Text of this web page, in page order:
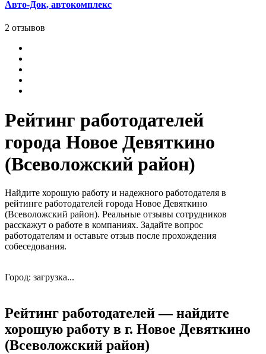
Авто-Док, автокомплекс
2 отзывов
Рейтинг работодателей
города Новое Девяткино
(Всеволожский район)
Найдите хорошую работу и надежного работодателя в
рейтинге работодателей города Новое Девяткино
(Всеволожский район). Реальные отзывы сотрудников
расскажут о работе в компаниях. Задайте вопрос
работодателям и оставьте отзыв после прохождения
собеседования.
Город: загрузка...
Рейтинг работодателей — найдите
хорошую работу в г. Новое Девяткино
(Всеволожский район)